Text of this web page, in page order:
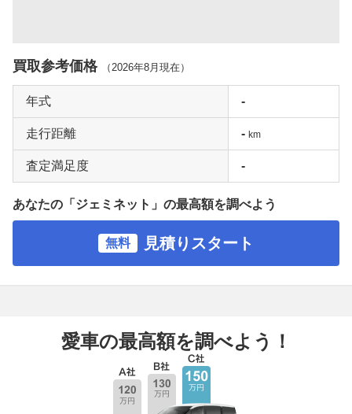
買取参考価格 （2026年8月 現在）
年式 -
走行距離 - km
査定満足度 -
あなたの「ジェミネット」の最高額を調べよう
無料 見積りスタート
愛車の最高額を調べよう！